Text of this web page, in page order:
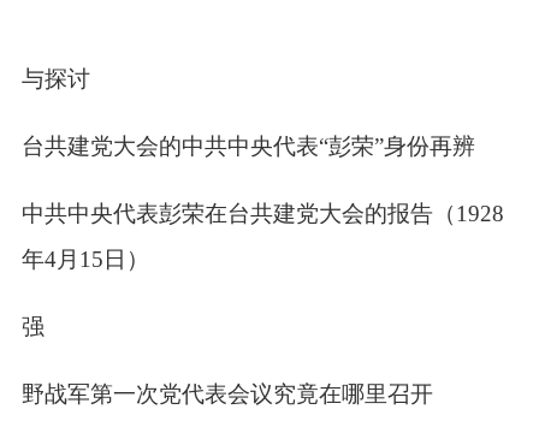
与探讨
台共建党大会的中共中央代表“彭荣”身份再辨
中共中央代表彭荣在台共建党大会的报告（1928
年4月 15日）
强
野战军第一次党代表会议究竟在哪里召开